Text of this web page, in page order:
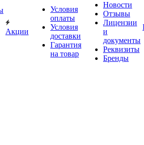
Акции
Условия
оплаты
Условия
доставки
Гарантия
на товар
Новости
Отзывы
Лицензии
и
документы
Реквизиты
Бренды